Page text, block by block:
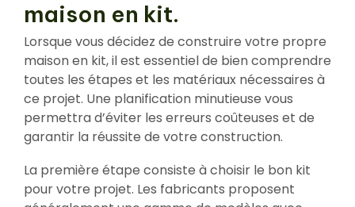
maison en kit.
Lorsque vous décidez de construire votre propre
maison en kit, il est essentiel de bien comprendre
toutes les étapes et les matériaux nécessaires à
ce projet. Une planification minutieuse vous
permettra d’éviter les erreurs coûteuses et de
garantir la réussite de votre construction.
La première étape consiste à choisir le bon kit
pour votre projet. Les fabricants proposent